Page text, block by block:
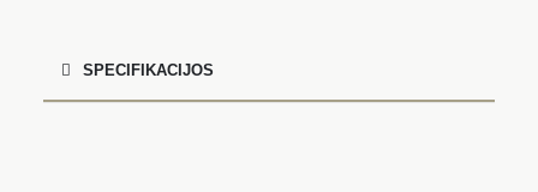
SPECIFIKACIJOS